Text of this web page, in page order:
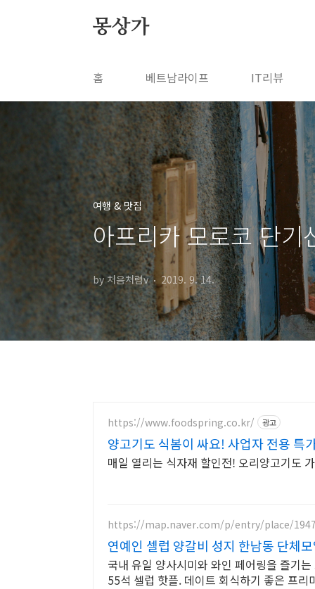
몽상가
홈 베트남라이프 IT리뷰
여행 & 맛집
아프리카 모로코 단기
by 처음처럼v 2019. 9. 14.
https://www.foodspring.co.kr/ 광고
양고기도 식봄이 싸요! 사업자 전용 특
매일 열리는 식자재 할인전! 오리양고기도
https://map.naver.com/p/entry/place/
연예인 셀럽 양갈비 성지 한남동 단체
국내 유일 양사시미와 와인 페어링을 즐기
55석 셀럽 핫플. 데이트 회식하기 좋은 프리